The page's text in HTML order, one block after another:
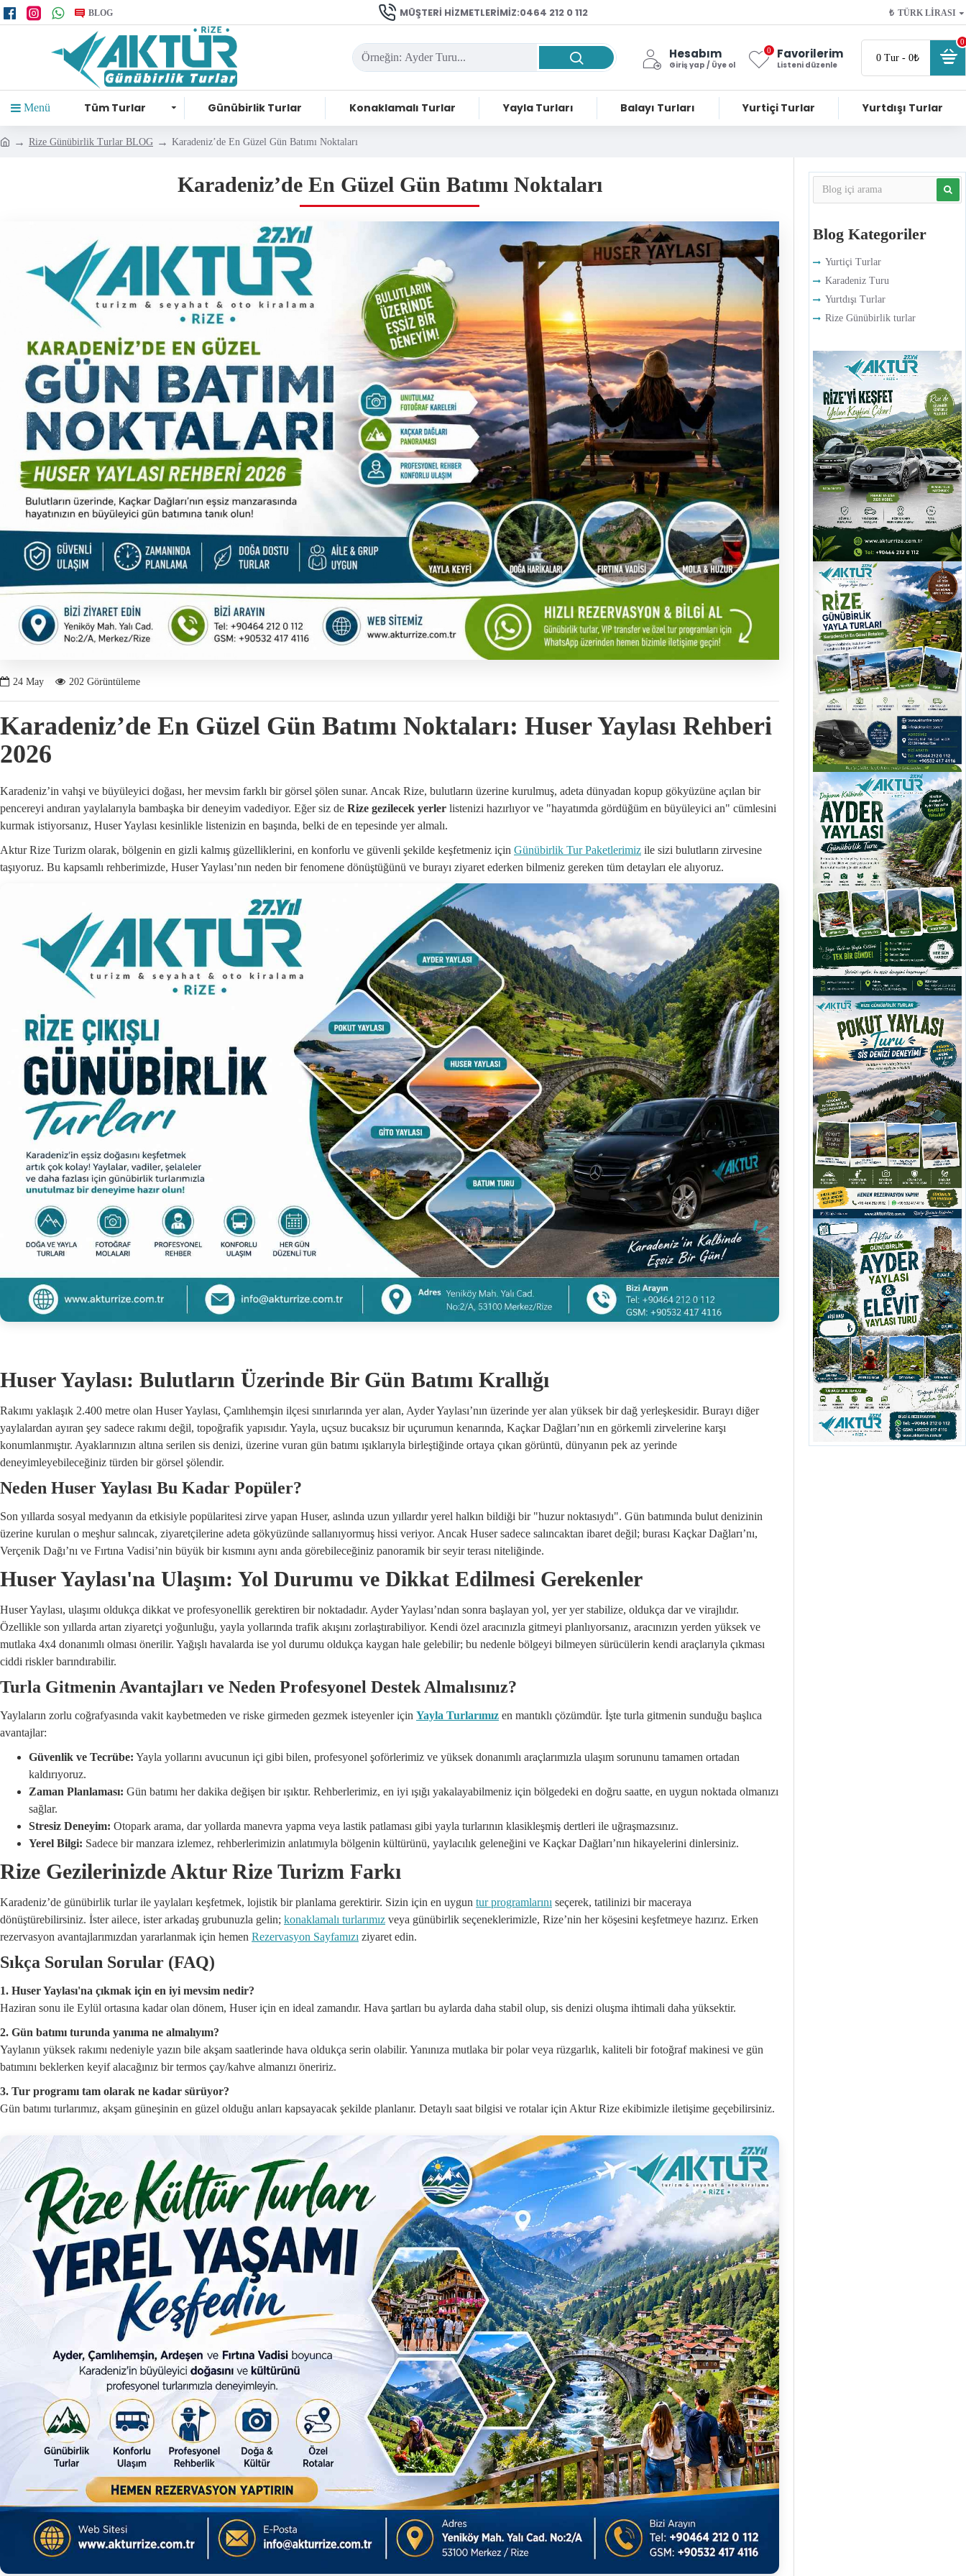
BLOG MÜŞTERI HIZMETLERIMIZ:0464 212 0 112 ₺ TÜRK LIRASI
Hesabım
Giriş yap / Üye ol
Favorilerim
Listeni düzenle
0
0 Tur - 0₺
0
Menü Tüm Turlar Günübirlik Turlar Konaklamalı Turlar Yayla Turları Balayı Turları Yurtiçi Turlar Yurtdışı Turlar
Rize Günübirlik Turlar BLOG Karadeniz’de En Güzel Gün Batımı Noktaları
Karadeniz’de En Güzel Gün Batımı Noktaları
24 May 202 Görüntüleme
Karadeniz’de En Güzel Gün Batımı Noktaları: Huser Yaylası Rehberi
2026
Karadeniz’in vahşi ve büyüleyici doğası, her mevsim farklı bir görsel şölen sunar. Ancak Rize, bulutların üzerine kurulmuş, adeta dünyadan kopup gökyüzüne açılan bir
pencereyi andıran yaylalarıyla bambaşka bir deneyim vadediyor. Eğer siz de Rize gezilecek yerler listenizi hazırlıyor ve "hayatımda gördüğüm en büyüleyici an" cümlesini
kurmak istiyorsanız, Huser Yaylası kesinlikle listenizin en başında, belki de en tepesinde yer almalı.
Aktur Rize Turizm olarak, bölgenin en gizli kalmış güzelliklerini, en konforlu ve güvenli şekilde keşfetmeniz için Günübirlik Tur Paketlerimiz ile sizi bulutların zirvesine
taşıyoruz. Bu kapsamlı rehberimizde, Huser Yaylası’nın neden bir fenomene dönüştüğünü ve burayı ziyaret ederken bilmeniz gereken tüm detayları ele alıyoruz.
Huser Yaylası: Bulutların Üzerinde Bir Gün Batımı Krallığı
Rakımı yaklaşık 2.400 metre olan Huser Yaylası, Çamlıhemşin ilçesi sınırlarında yer alan, Ayder Yaylası’nın üzerinde yer alan yüksek bir dağ yerleşkesidir. Burayı diğer
yaylalardan ayıran şey sadece rakımı değil, topoğrafik yapısıdır. Yayla, uçsuz bucaksız bir uçurumun kenarında, Kaçkar Dağları’nın en görkemli zirvelerine karşı
konumlanmıştır. Ayaklarınızın altına serilen sis denizi, üzerine vuran gün batımı ışıklarıyla birleştiğinde ortaya çıkan görüntü, dünyanın pek az yerinde
deneyimleyebileceğiniz türden bir görsel şölendir.
Neden Huser Yaylası Bu Kadar Popüler?
Son yıllarda sosyal medyanın da etkisiyle popülaritesi zirve yapan Huser, aslında uzun yıllardır yerel halkın bildiği bir "huzur noktasıydı". Gün batımında bulut denizinin
üzerine kurulan o meşhur salıncak, ziyaretçilerine adeta gökyüzünde sallanıyormuş hissi veriyor. Ancak Huser sadece salıncaktan ibaret değil; burası Kaçkar Dağları’nı,
Verçenik Dağı’nı ve Fırtına Vadisi’nin büyük bir kısmını aynı anda görebileceğiniz panoramik bir seyir terası niteliğinde.
Huser Yaylası'na Ulaşım: Yol Durumu ve Dikkat Edilmesi Gerekenler
Huser Yaylası, ulaşımı oldukça dikkat ve profesyonellik gerektiren bir noktadadır. Ayder Yaylası’ndan sonra başlayan yol, yer yer stabilize, oldukça dar ve virajlıdır.
Özellikle son yıllarda artan ziyaretçi yoğunluğu, yayla yollarında trafik akışını zorlaştırabiliyor. Kendi özel aracınızla gitmeyi planlıyorsanız, aracınızın yerden yüksek ve
mutlaka 4x4 donanımlı olması önerilir. Yağışlı havalarda ise yol durumu oldukça kaygan hale gelebilir; bu nedenle bölgeyi bilmeyen sürücülerin kendi araçlarıyla çıkması
ciddi riskler barındırabilir.
Turla Gitmenin Avantajları ve Neden Profesyonel Destek Almalısınız?
Yaylaların zorlu coğrafyasında vakit kaybetmeden ve riske girmeden gezmek isteyenler için Yayla Turlarımız en mantıklı çözümdür. İşte turla gitmenin sunduğu başlıca
avantajlar:
Güvenlik ve Tecrübe: Yayla yollarını avucunun içi gibi bilen, profesyonel şoförlerimiz ve yüksek donanımlı araçlarımızla ulaşım sorununu tamamen ortadan
kaldırıyoruz.
Zaman Planlaması: Gün batımı her dakika değişen bir ışıktır. Rehberlerimiz, en iyi ışığı yakalayabilmeniz için bölgedeki en doğru saatte, en uygun noktada olmanızı
sağlar.
Stresiz Deneyim: Otopark arama, dar yollarda manevra yapma veya lastik patlaması gibi yayla turlarının klasikleşmiş dertleri ile uğraşmazsınız.
Yerel Bilgi: Sadece bir manzara izlemez, rehberlerimizin anlatımıyla bölgenin kültürünü, yaylacılık geleneğini ve Kaçkar Dağları’nın hikayelerini dinlersiniz.
Rize Gezilerinizde Aktur Rize Turizm Farkı
Karadeniz’de günübirlik turlar ile yaylaları keşfetmek, lojistik bir planlama gerektirir. Sizin için en uygun tur programlarını seçerek, tatilinizi bir maceraya
dönüştürebilirsiniz. İster ailece, ister arkadaş grubunuzla gelin; konaklamalı turlarımız veya günübirlik seçeneklerimizle, Rize’nin her köşesini keşfetmeye hazırız. Erken
rezervasyon avantajlarımızdan yararlanmak için hemen Rezervasyon Sayfamızı ziyaret edin.
Sıkça Sorulan Sorular (FAQ)
1. Huser Yaylası'na çıkmak için en iyi mevsim nedir?
Haziran sonu ile Eylül ortasına kadar olan dönem, Huser için en ideal zamandır. Hava şartları bu aylarda daha stabil olup, sis denizi oluşma ihtimali daha yüksektir.
2. Gün batımı turunda yanıma ne almalıyım?
Yaylanın yüksek rakımı nedeniyle yazın bile akşam saatlerinde hava oldukça serin olabilir. Yanınıza mutlaka bir polar veya rüzgarlık, kaliteli bir fotoğraf makinesi ve gün
batımını beklerken keyif alacağınız bir termos çay/kahve almanızı öneririz.
3. Tur programı tam olarak ne kadar sürüyor?
Gün batımı turlarımız, akşam güneşinin en güzel olduğu anları kapsayacak şekilde planlanır. Detaylı saat bilgisi ve rotalar için Aktur Rize ekibimizle iletişime geçebilirsiniz.
Blog Kategoriler
Yurtiçi Turlar
Karadeniz Turu
Yurtdışı Turlar
Rize Günübirlik turlar